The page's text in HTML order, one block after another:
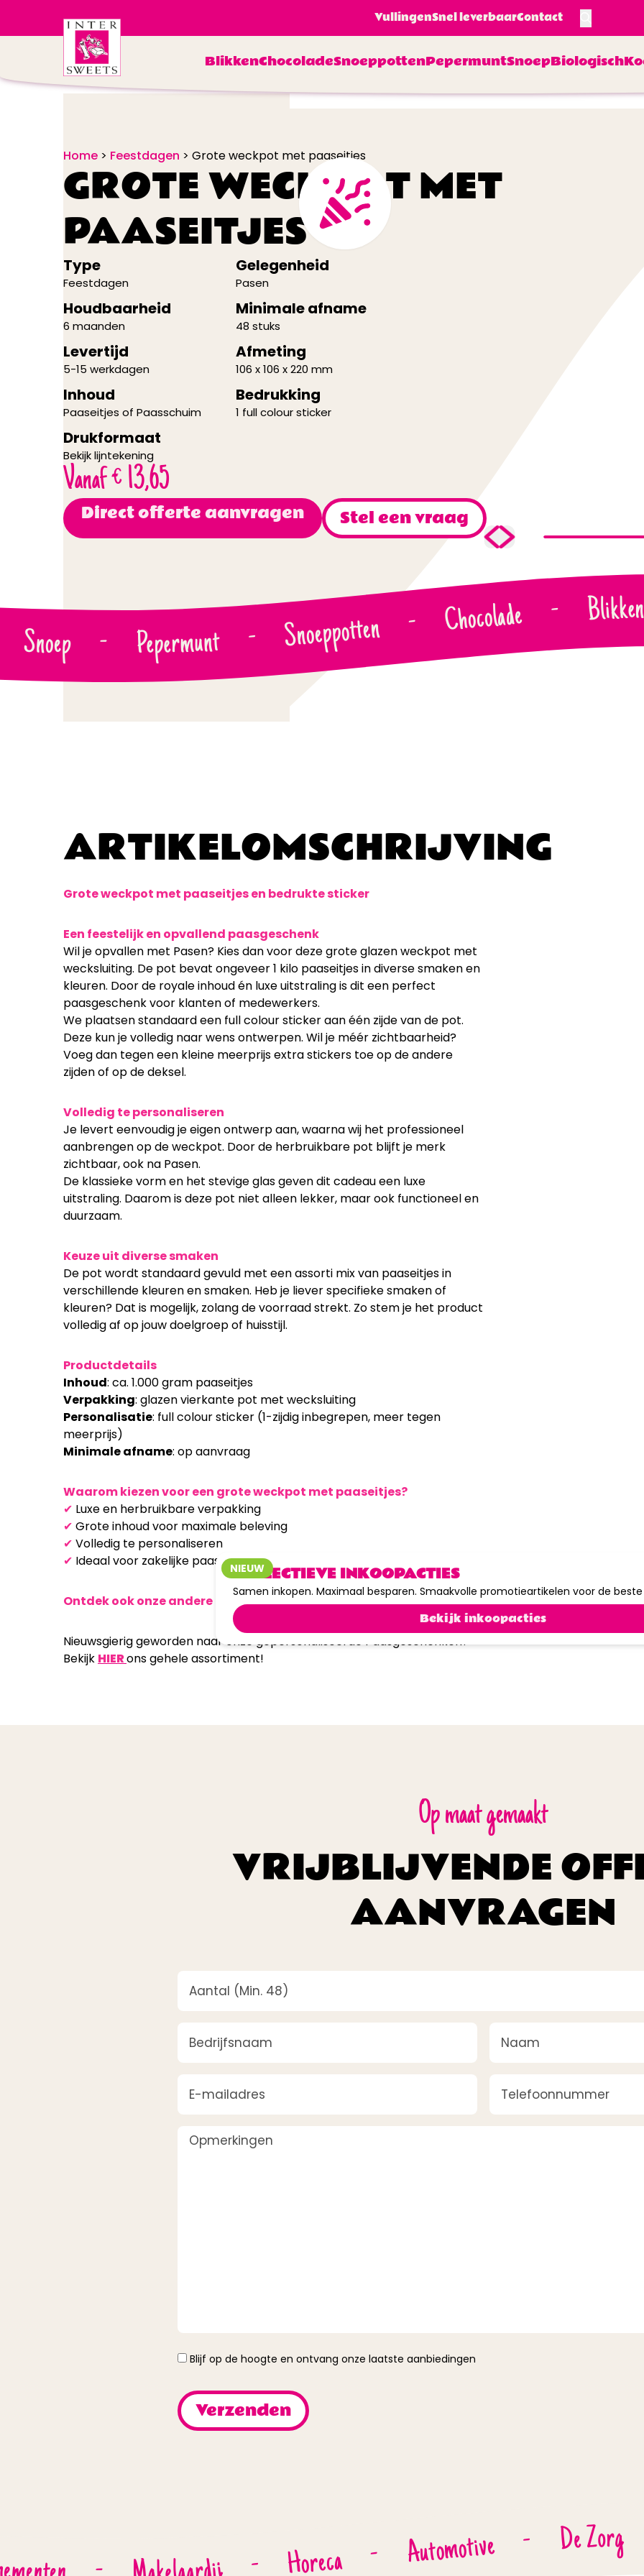
VullingenSnel leverbaarContact
BlikkenChocoladeSnoeppottenPepermuntSnoepBiologisch
Home > Feestdagen > Grote weckpot met paaseitjes
GROTE WECKPOT MET
PAASEITJES
Type
Feestdagen
Gelegenheid
Pasen
Houdbaarheid
6 maanden
Minimale afname
48 stuks
Levertijd
5-15 werkdagen
Afmeting
106 x 106 x 220 mm
Inhoud
Paaseitjes of Paasschuim
Bedrukking
1 full colour sticker
Drukformaat
Bekijk lijntekening
Vanaf€13,65
Direct offerte aanvragen Stel een vraag
Snoep - Pepermunt - Snoeppotten - Chocolade - Blikken
ARTIKELOMSCHRIJVING
Grote weckpot met paaseitjes en bedrukte sticker
Een feestelijk en opvallend paasgeschenk
Wil je opvallen met Pasen? Kies dan voor deze grote glazen weckpot met
wecksluiting. De pot bevat ongeveer 1 kilo paaseitjes in diverse smaken en
kleuren. Door de royale inhoud én luxe uitstraling is dit een perfect
paasgeschenk voor klanten of medewerkers.
We plaatsen standaard een full colour sticker aan één zijde van de pot.
Deze kun je volledig naar wens ontwerpen. Wil je méér zichtbaarheid?
Voeg dan tegen een kleine meerprijs extra stickers toe op de andere
zijden of op de deksel.
Volledig te personaliseren
Je levert eenvoudig je eigen ontwerp aan, waarna wij het professioneel
aanbrengen op de weckpot. Door de herbruikbare pot blijft je merk
zichtbaar, ook na Pasen.
De klassieke vorm en het stevige glas geven dit cadeau een luxe
uitstraling. Daarom is deze pot niet alleen lekker, maar ook functioneel en
duurzaam.
Keuze uit diverse smaken
De pot wordt standaard gevuld met een assorti mix van paaseitjes in
verschillende kleuren en smaken. Heb je liever specifieke smaken of
kleuren? Dat is mogelijk, zolang de voorraad strekt. Zo stem je het product
volledig af op jouw doelgroep of huisstijl.
Productdetails
Inhoud: ca. 1.000 gram paaseitjes
Verpakking: glazen vierkante pot met wecksluiting
Personalisatie: full colour sticker (1-zijdig inbegrepen, meer tegen
meerprijs)
Minimale afname: op aanvraag
Waarom kiezen voor een grote weckpot met paaseitjes?
✔ Luxe en herbruikbare verpakking
✔ Grote inhoud voor maximale beleving
✔ Volledig te personaliseren
✔ Ideaal voor zakelijke paasacties
Ontdek ook onze andere paasgeschenken
Nieuwsgierig geworden naar onze gepersonaliseerde Paasgeschenken?
Bekijk HIERons gehele assortiment!
Op maat gemaakt
VRIJBLIJVENDE
AANVRAGEN
Opmerkingen
Instemming
Blijf op de hoogte en ontvang onze laatste aanbiedingen
- Horeca - Automotive - De Zorg
NIEUW
COLLECTIEVE INKOOPACTIES
Samen inkopen. Maximaal besparen. Smaakvolle promotieartikelen voor de
Bekijk inkoopacties